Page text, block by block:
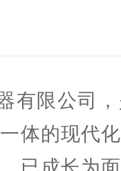
有限公司
体的现代